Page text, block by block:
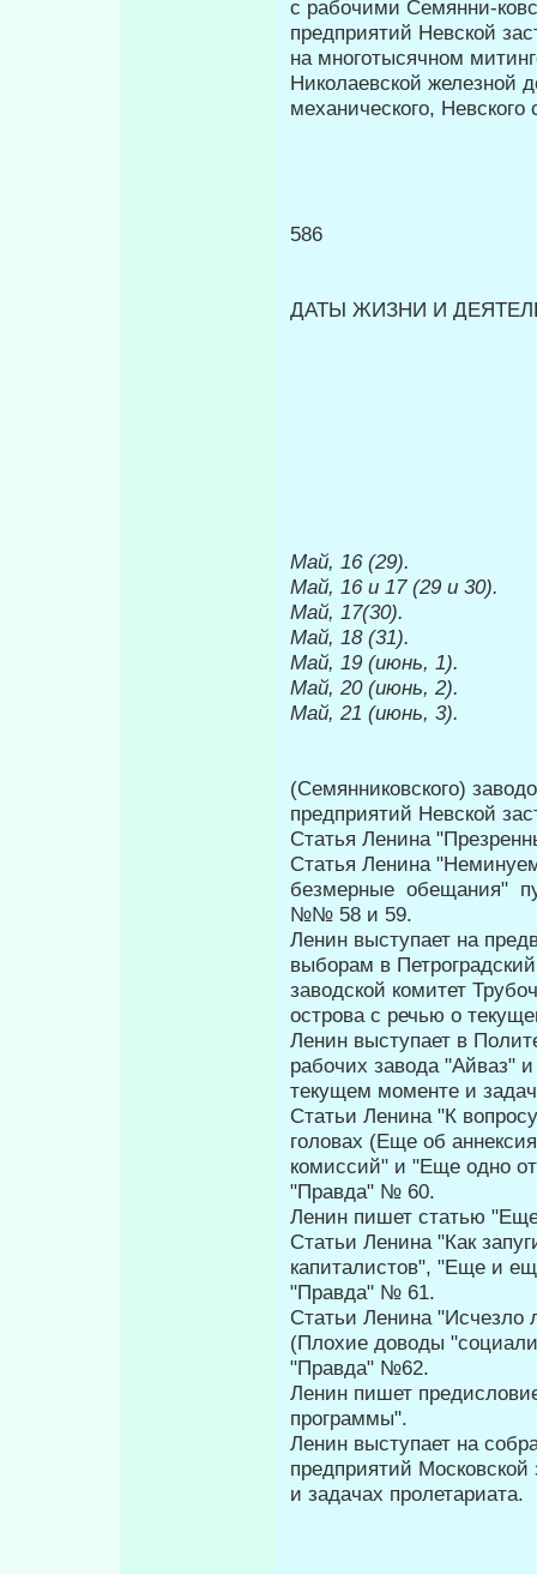
с рабочими Семянни-
предприятий Невской
на многотысячном
Николаевской железной
механического, Невского
586
ДАТЫ ЖИЗНИ И
Май, 16 (29).
Май, 16 и 17 (29 и 30).
Май, 17(30).
Май, 18 (31).
Май, 19 (июнь, 1).
Май, 20 (июнь, 2).
Май, 21 (июнь, 3).
(Семянниковского)
предприятий Невской
Статья Ленина
Статья Ленина
безмерные обещания"
№№ 58 и 59.
Ленин выступает на
выборам в
заводской комитет
острова с речью о
Ленин выступает в
рабочих завода "Айваз"
текущем моменте и
Статьи Ленина "К
головах (Еще об
комиссий" и "Еще одно
"Правда" № 60.
Ленин пишет статью
Статьи Ленина "Как
капиталистов", "Еще и
"Правда" № 61.
Статьи Ленина "Исчезло
(Плохие доводы
"Правда" №62.
Ленин пишет
программы".
Ленин выступает на
предприятий
и задачах пролетариата.